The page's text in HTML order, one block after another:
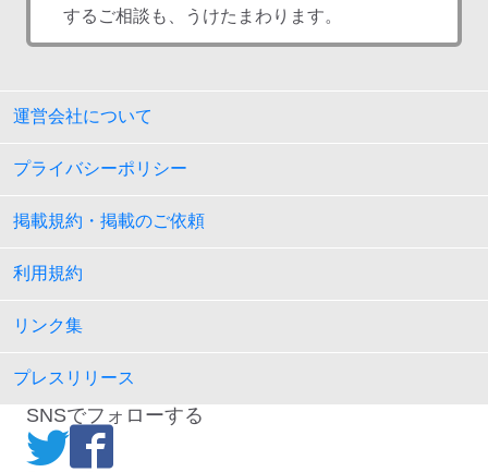
するご相談も、うけたまわります。
運営会社について
プライバシーポリシー
掲載規約・掲載のご依頼
利用規約
リンク集
プレスリリース
SNSでフォローする